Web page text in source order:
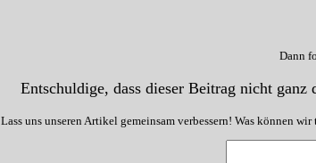
Dann
Entschuldige, dass dieser Beitrag nicht ganz
Lass uns unseren Artikel gemeinsam verbessern! Was können